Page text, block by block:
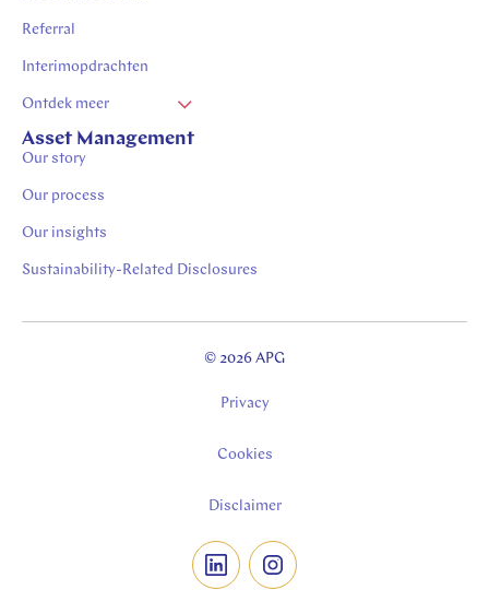
Referral
Interimopdrachten
Ontdek meer
Vacatures Zuid Limburg
Stages in Zuid-Limburg
Asset Management
Our story
Our process
Our insights
Sustainability-Related Disclosures
© 2026 APG
Privacy
Cookies
Disclaimer